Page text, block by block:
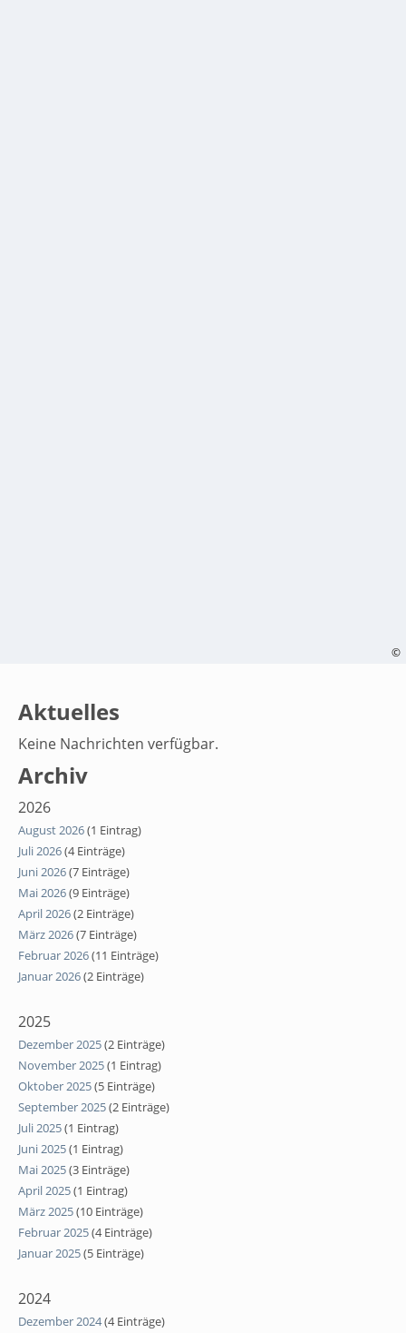
Aktuelles
Keine Nachrichten verfügbar.
Archiv
2026
August 2026(1 Eintrag)
Juli 2026(4 Einträge)
Juni 2026(7 Einträge)
Mai 2026(9 Einträge)
April 2026(2 Einträge)
März 2026(7 Einträge)
Februar 2026(11 Einträge)
Januar 2026(2 Einträge)
2025
Dezember 2025(2 Einträge)
November 2025(1 Eintrag)
Oktober 2025(5 Einträge)
September 2025(2 Einträge)
Juli 2025(1 Eintrag)
Juni 2025(1 Eintrag)
Mai 2025(3 Einträge)
April 2025(1 Eintrag)
März 2025(10 Einträge)
Februar 2025(4 Einträge)
Januar 2025(5 Einträge)
2024
Dezember 2024(4 Einträge)
©